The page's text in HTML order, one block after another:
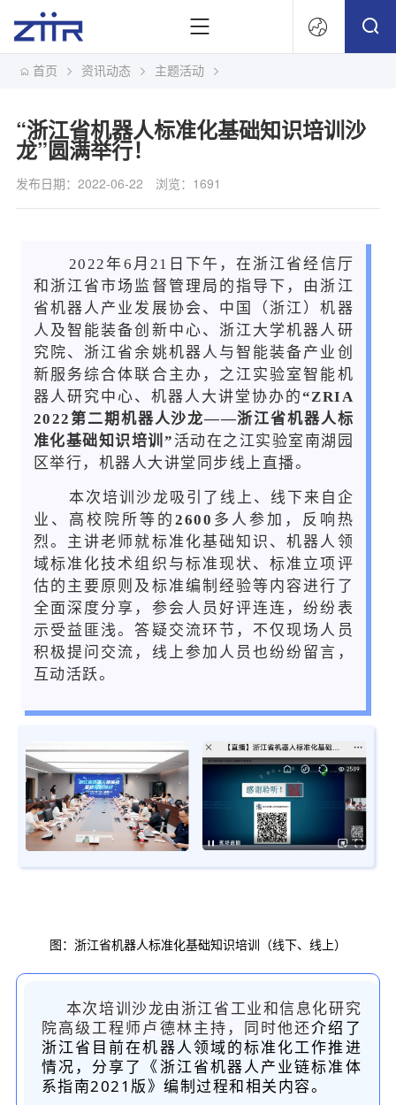
首页 资讯动态 主题活动
“浙江省机器人标准化基础知识培训沙
龙”圆满举行！
发布日期：2022-06-22 浏览：1691
2022年6月21日下午，在浙江省经信厅
和浙江省市场监督管理局的指导下，由浙江
省机器人产业发展协会、中国（浙江）机器
人及智能装备创新中心、浙江大学机器人研
究院、浙江省余姚机器人与智能装备产业创
新服务综合体联合主办，之江实验室智能机
器人研究中心、机器人大讲堂协办的“ZRIA
2022第二期机器人沙龙——浙江省机器人标
准化基础知识培训” 活动在之江实验室南湖园
区举行，机器人大讲堂同步线上直播。
本次培训沙龙吸引了线上、线下来自企
业、高校院所等的 2600 多人参加，反响热
烈。主讲老师就标准化基础知识、机器人领
域标准化技术组织与标准现状、标准立项评
估的主要原则及标准编制经验等内容进行了
全面深度分享，参会人员好评连连，纷纷表
示受益匪浅。答疑交流环节，不仅现场人员
积极提问交流，线上参加人员也纷纷留言，
互动活跃。
图：浙江省机器人标准化基础知识培训（线下、线上）
本次培训沙龙由浙江省工业和信息化研究
院高级工程师卢德林主持，同时他还介绍了
浙江省目前在机器人领域的标准化工作推进
情况，分享了《浙江省机器人产业链标准体
系指南2021版》编制过程和相关内容。